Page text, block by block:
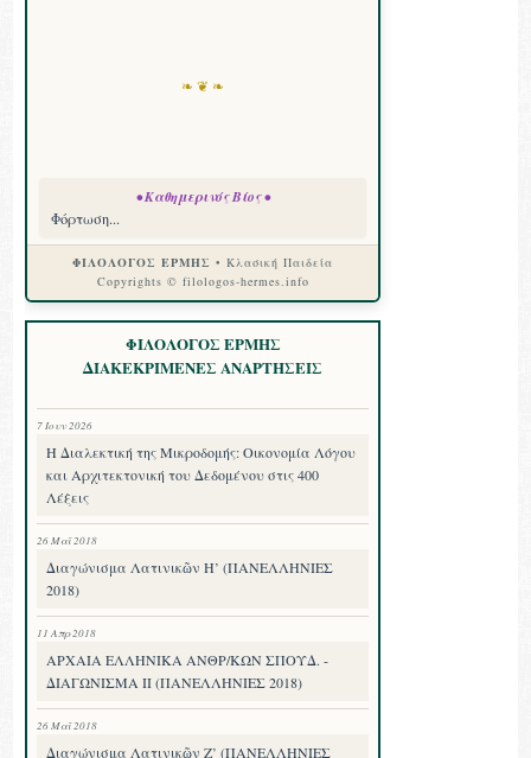
❧ ❦ ❧
• Καθημερινός Βίος •
Φόρτωση...
ΦΙΛΟΛΟΓΟΣ ΕΡΜΗΣ • Κλασική Παιδεία
Copyrights © filologos-hermes.info
ΦΙΛΟΛΟΓΟΣ ΕΡΜΗΣ
ΔΙΑΚΕΚΡΙΜΕΝΕΣ ΑΝΑΡΤΗΣΕΙΣ
7 Ιουν 2026
Η Διαλεκτική της Μικροδομής: Οικονομία Λόγου
και Αρχιτεκτονική του Δεδομένου στις 400
Λέξεις
26 Μαΐ 2018
Διαγώνισμα Λατινικῶν Η’ (ΠΑΝΕΛΛΗΝΙΕΣ
2018)
11 Απρ 2018
ΑΡΧΑΙΑ ΕΛΛΗΝΙΚΑ ΑΝΘΡ/ΚΩΝ ΣΠΟΥΔ. -
ΔΙΑΓΩΝΙΣΜΑ II (ΠΑΝΕΛΛΗΝΙΕΣ 2018)
26 Μαΐ 2018
Διαγώνισμα Λατινικῶν Ζ’ (ΠΑΝΕΛΛΗΝΙΕΣ